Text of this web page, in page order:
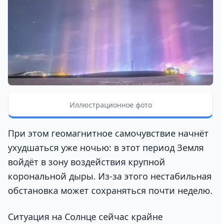
Иллюстрационное фото
При этом геомагнитное самочувствие начнёт
ухудшаться уже ночью: в этот период Земля
войдёт в зону воздействия крупной
корональной дыры. Из-за этого нестабильная
обстановка может сохраняться почти неделю.
Ситуация на Солнце сейчас крайне